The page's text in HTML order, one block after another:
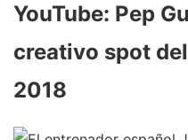
YouTube: Pep
creativo spot
2018